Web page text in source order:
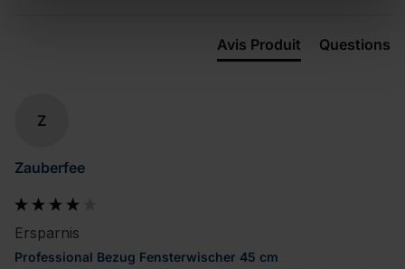
Avis Produit Questions
Z
Zauberfee
Ersparnis
Professional Bezug Fensterwischer 45 cm